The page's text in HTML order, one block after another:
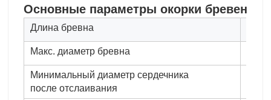
Основные параметры окорки бревен
Длина бревна
Макс. диаметр бревна
Минимальный диаметр сердечника
после отслаивания